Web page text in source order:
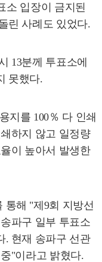
소 입장이 금지된
린 사례도 있었다.
13분께 투표소에
못했다.
지를 100％ 다 인쇄
하지 않고 일정량
이 높아서 발생한
통해 "제9회 지방선
파구 일부 투표소
. 현재 송파구 선관
"이라고 밝혔다.